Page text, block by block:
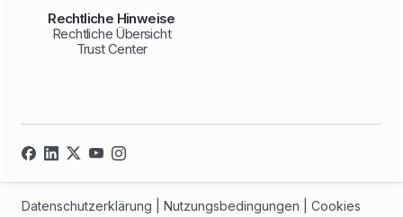
Rechtliche Hinweise
Rechtliche Übersicht
Trust Center
Datenschutzerklärung Nutzungsbedingungen Cookies